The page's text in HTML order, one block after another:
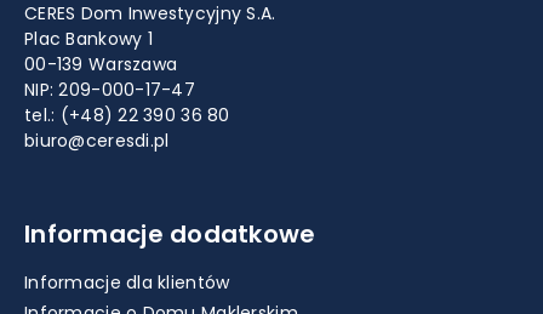
CERES Dom Inwestycyjny S.A.
Plac Bankowy 1
00-139 Warszawa
NIP: 209-000-17-47
tel.: (+48) 22 390 36 80
biuro@ceresdi.pl
Informacje dodatkowe
Informacje dla klientów